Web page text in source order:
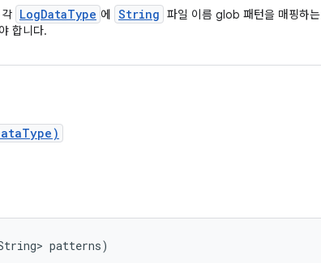
LogDataType 에 String 파일 이름 glob 패턴을 매핑하는
합니다.
patterns)